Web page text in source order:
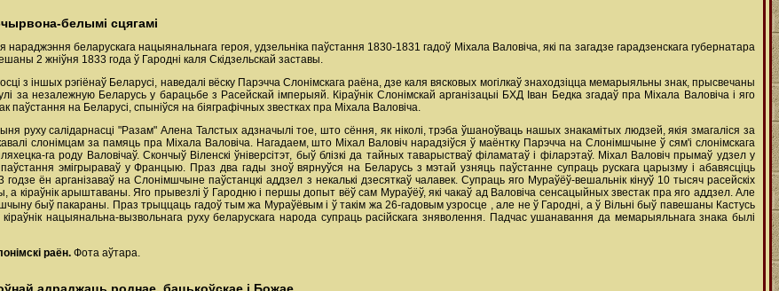
белымі сцягамі
беларускага нацыянальнага героя, удзельніка паўстання 1830-1831 гадоў Міхала Валовіча, які па загадзе гарадзенскага губернатара
2 жніўня 1833 года ў Гародні каля Скідзельскай заставы.
з іншых рэгіёнаў Беларусі, наведалі вёску Парэчча Слонімскага раёна, дзе каля вясковых могілкаў знаходзіцца мемарыяльны знак, прысвечаны
за незалежную Беларусь у барацьбе з Расейскай імперыяй. Кіраўнік Слонімскай арганізацыі БХД Іван Бедка згадаў пра Міхала Валовіча і яго
паўстання на Беларусі, спыніўся на біяграфічных звестках пра Міхала Валовіча.
руху салідарнасці "Разам" Алена Талстых адзначылі тое, што сёння, як ніколі, трэба ўшаноўваць нашых знакамітых людзей, якія змагаліся за
слонімцам за памяць пра Міхала Валовіча. Нагадаем, што Міхал Валовіч нарадзіўся ў маёнтку Парэчча на Слонімшчыне ў сям'і слонімскага
га роду Валовічаў. Скончыў Віленскі ўніверсітэт, быў блізкі да тайных таварыстваў філаматаў і філарэтаў. Міхал Валовіч прымаў удзел у
эмігрыраваў у Францыю. Праз два гады зноў вярнуўся на Беларусь з мэтай узняць паўстанне супраць рускага царызму і абавясціць
ён арганізаваў на Слонімшчыне паўстанцкі аддзел з некалькі дзесяткаў чалавек. Супраць яго Мураўёў-вешальнік кінуў 10 тысяч расейскіх
а кіраўнік арыштаваны. Яго прывезлі ў Гародню і першы допыт вёў сам Мураўёў, які чакаў ад Валовіча сенсацыйных звестак пра яго аддзел. Але
быў пакараны. Праз трыццаць гадоў тым жа Мураўёвым і ў такім жа 26-гадовым узросце , але не ў Гародні, а ў Вільні быў павешаны Кастусь
кіраўнік нацыянальна-вызвольнага руху беларускага народа супраць расійскага зняволення. Падчас ушанавання да мемарыяльнага знака былі
раён. Фота аўтара.